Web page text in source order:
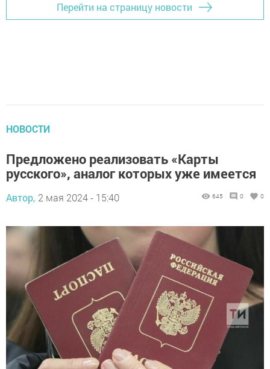
Перейти на страницу новости
НОВОСТИ
Предложено реализовать «Карты
русского», аналог которых уже имеется
Автор, 2 мая 2024 - 15:40 645 0 0